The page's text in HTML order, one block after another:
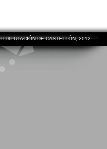
© DIPUTACIÓN DE CASTELLÓN, 2012